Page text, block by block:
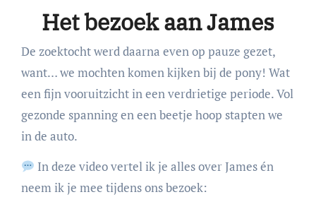
Het bezoek aan James
De zoektocht werd daarna even op pauze gezet,
want… we mochten komen kijken bij de pony! Wat
een fijn vooruitzicht in een verdrietige periode. Vol
gezonde spanning en een beetje hoop stapten we
in de auto.
In deze video vertel ik je alles over James én
neem ik je mee tijdens ons bezoek: